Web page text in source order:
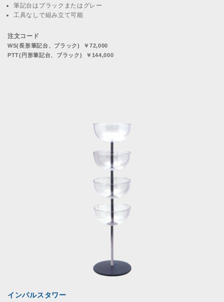
筆記台はブラックまたはグレー
工具なしで組み立て可能
注文コード
WS(長形筆記台、ブラック) ￥72,000
PTT(円形筆記台、ブラック) ￥144,000
インパルスタワー